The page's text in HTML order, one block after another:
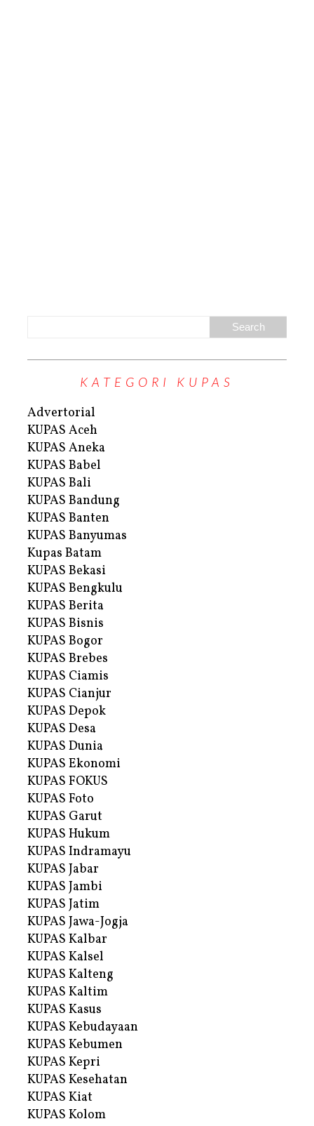
KATEGORI KUPAS
Advertorial
KUPAS Aceh
KUPAS Aneka
KUPAS Babel
KUPAS Bali
KUPAS Bandung
KUPAS Banten
KUPAS Banyumas
Kupas Batam
KUPAS Bekasi
KUPAS Bengkulu
KUPAS Berita
KUPAS Bisnis
KUPAS Bogor
KUPAS Brebes
KUPAS Ciamis
KUPAS Cianjur
KUPAS Depok
KUPAS Desa
KUPAS Dunia
KUPAS Ekonomi
KUPAS FOKUS
KUPAS Foto
KUPAS Garut
KUPAS Hukum
KUPAS Indramayu
KUPAS Jabar
KUPAS Jambi
KUPAS Jatim
KUPAS Jawa-Jogja
KUPAS Kalbar
KUPAS Kalsel
KUPAS Kalteng
KUPAS Kaltim
KUPAS Kasus
KUPAS Kebudayaan
KUPAS Kebumen
KUPAS Kepri
KUPAS Kesehatan
KUPAS Kiat
KUPAS Kolom